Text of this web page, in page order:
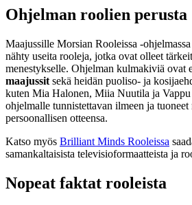
Ohjelman roolien perusta
Maajussille Morsian Rooleissa -
nähty useita rooleja, jotka ovat olleet
menestykselle. Ohjelman kulmakiviä ovat
maajussit sekä heidän puoliso- ja
kuten Mia Halonen, Miia Nuutila ja Vappu
ohjelmalle tunnistettavan ilmeen ja tuoneet
persoonallisen otteensa.
Katso myös Brilliant Minds Rooleissa
samankaltaisista televisioformaatteista ja
Nopeat faktat rooleista